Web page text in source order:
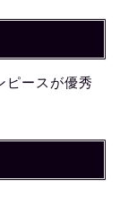
ピースが優秀